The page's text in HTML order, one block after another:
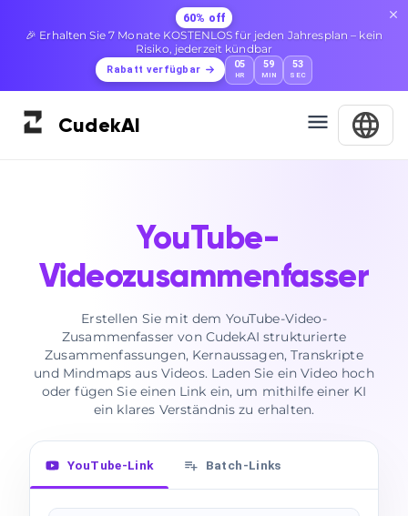
60% off
🎉 Erhalten Sie 7 Monate KOSTENLOS für jeden Jahresplan – kein
Risiko, jederzeit kündbar
Rabatt verfügbar 05
HR
59
MIN
52
SEC
CudekAI
YouTube-
Videozusammenfasser
Erstellen Sie mit dem YouTube-Video-
Zusammenfasser von CudekAI strukturierte
Zusammenfassungen, Kernaussagen, Transkripte
und Mindmaps aus Videos. Laden Sie ein Video hoch
oder fügen Sie einen Link ein, um mithilfe einer KI
ein klares Verständnis zu erhalten.
YouTube-Link Batch-Links